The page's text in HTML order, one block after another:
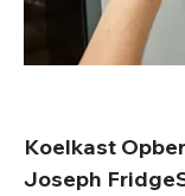
Koelkast
Joseph